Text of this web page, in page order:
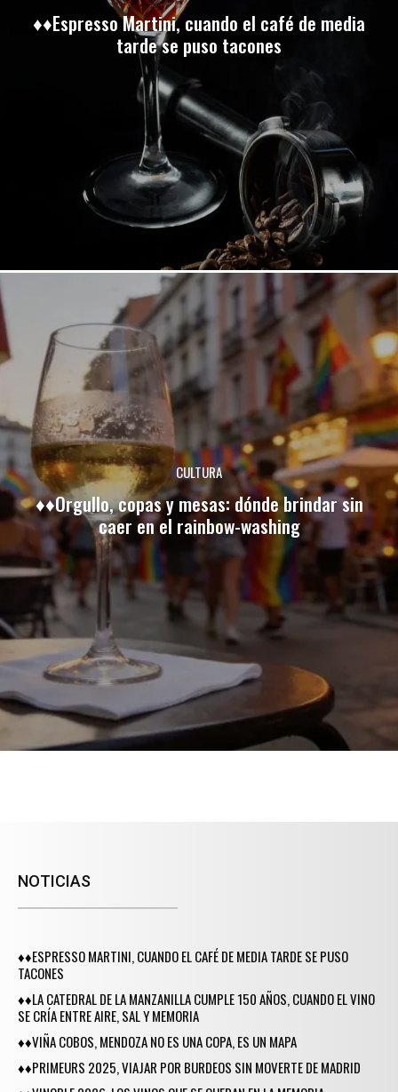
♦♦Espresso Martini, cuando el café de media
tarde se puso tacones
CULTURA
♦♦Orgullo, copas y mesas: dónde brindar sin
caer en el rainbow-washing
NOTICIAS
♦♦ESPRESSO MARTINI, CUANDO EL CAFÉ DE MEDIA TARDE SE PUSO
TACONES
♦♦LA CATEDRAL DE LA MANZANILLA CUMPLE 150 AÑOS, CUANDO EL VINO
SE CRÍA ENTRE AIRE, SAL Y MEMORIA
♦♦VIÑA COBOS, MENDOZA NO ES UNA COPA, ES UN MAPA
♦♦PRIMEURS 2025, VIAJAR POR BURDEOS SIN MOVERTE DE MADRID